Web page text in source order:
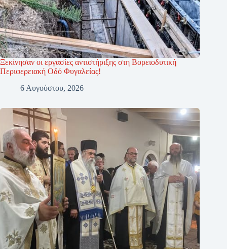
Ξεκίνησαν οι εργασίες αντιστήριξης στη Βορειοδυτική
Περιφερειακή Οδό Φυγαλείας!
6 Αυγούστου, 2026